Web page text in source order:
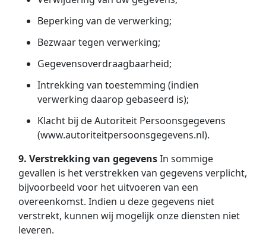
Beperking van de verwerking;
Bezwaar tegen verwerking;
Gegevensoverdraagbaarheid;
Intrekking van toestemming (indien
verwerking daarop gebaseerd is);
Klacht bij de Autoriteit Persoonsgegevens
(www.autoriteitpersoonsgegevens.nl).
9. Verstrekking van gegevensIn sommige
gevallen is het verstrekken van gegevens verplicht,
bijvoorbeeld voor het uitvoeren van een
overeenkomst. Indien u deze gegevens niet
verstrekt, kunnen wij mogelijk onze diensten niet
leveren.